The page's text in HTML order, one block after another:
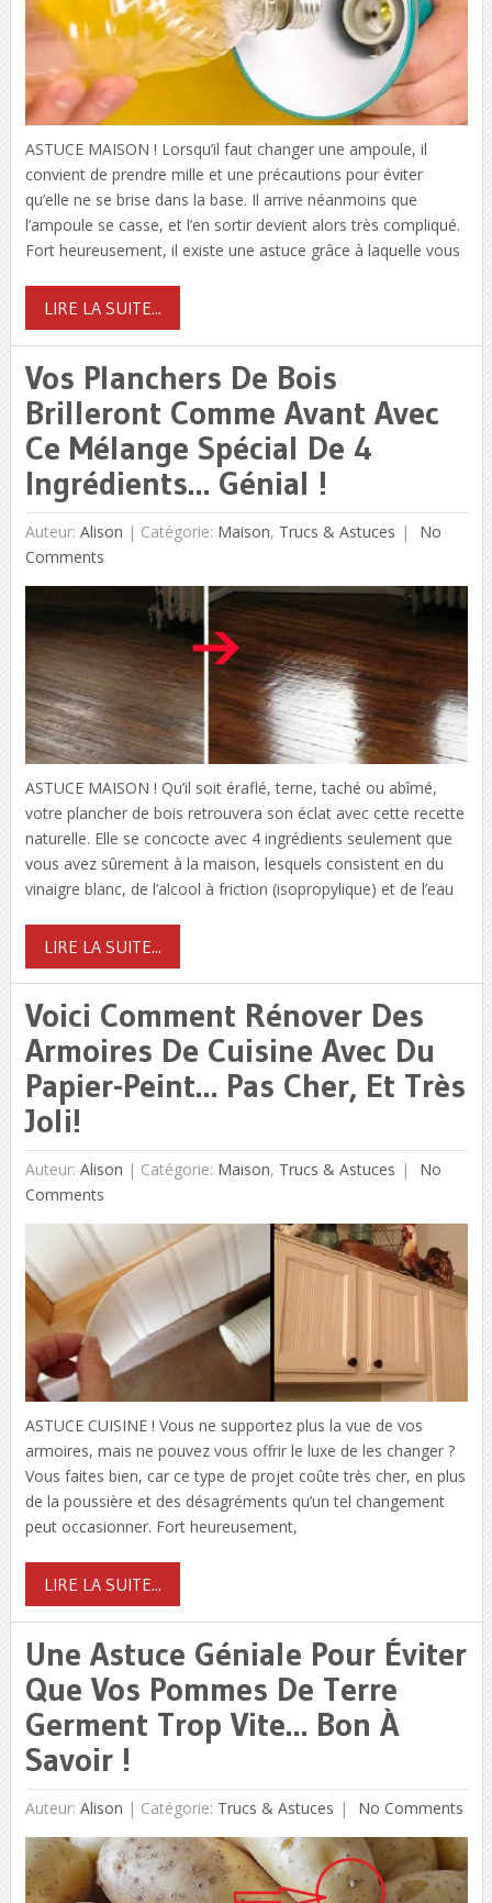
ASTUCE MAISON ! Lorsqu’il faut changer une ampoule, il
convient de prendre mille et une précautions pour éviter
qu’elle ne se brise dans la base. Il arrive néanmoins que
l’ampoule se casse, et l’en sortir devient alors très compliqué.
Fort heureusement, il existe une astuce grâce à laquelle vous
LIRE LA SUITE...
Vos Planchers De Bois
Brilleront Comme Avant Avec
Ce Mélange Spécial De 4
Ingrédients… Génial !
Auteur: Alison | Catégorie: Maison, Trucs & Astuces
No
Comments
ASTUCE MAISON ! Qu’il soit éraflé, terne, taché ou abîmé,
votre plancher de bois retrouvera son éclat avec cette recette
naturelle. Elle se concocte avec 4 ingrédients seulement que
vous avez sûrement à la maison, lesquels consistent en du
vinaigre blanc, de l’alcool à friction (isopropylique) et de l’eau
LIRE LA SUITE...
Voici Comment Rénover Des
Armoires De Cuisine Avec Du
Papier-Peint… Pas Cher, Et Très
Joli!
Auteur: Alison | Catégorie: Maison, Trucs & Astuces
No
Comments
ASTUCE CUISINE ! Vous ne supportez plus la vue de vos
armoires, mais ne pouvez vous offrir le luxe de les changer ?
Vous faites bien, car ce type de projet coûte très cher, en plus
de la poussière et des désagréments qu’un tel changement
peut occasionner. Fort heureusement,
LIRE LA SUITE...
Une Astuce Géniale Pour Éviter
Que Vos Pommes De Terre
Germent Trop Vite… Bon À
Savoir !
Auteur: Alison | Catégorie: Trucs & Astuces No Comments